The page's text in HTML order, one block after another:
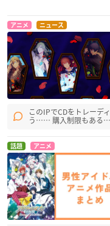
アニメ ニュース
このIPでCDをトレーデ
う…… 購入制限もある…
話題 アニメ